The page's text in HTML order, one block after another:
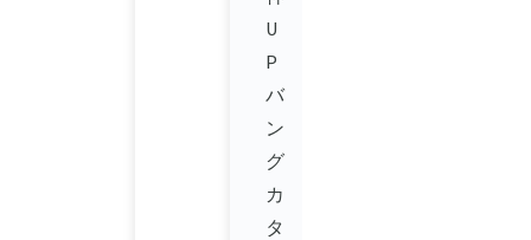
U
P
バ
ン
グ
カ
タ